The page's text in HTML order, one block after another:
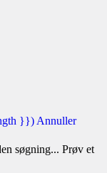
}}) Annuller
søgning... Prøv et